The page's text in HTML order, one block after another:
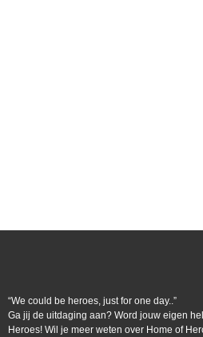
“We could be heroes, just for one day..”
Ga jij de uitdaging aan? Word jouw eigen
Heroes! Wil je meer weten over Home of